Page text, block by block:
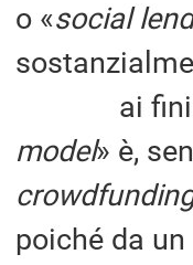
o «social
ai fini
model» è,
poiché da un